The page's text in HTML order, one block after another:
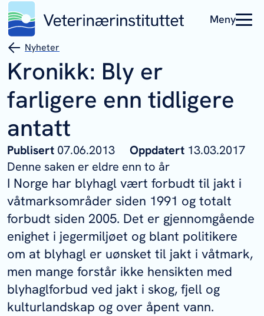
Meny
Nyheter
Kronikk: Bly er
farligere enn tidligere
antatt
Publisert 07.06.2013 Oppdatert 13.03.2017
Denne saken er eldre enn to år
I Norge har blyhagl vært forbudt til jakt i
våtmarksområder siden 1991 og totalt
forbudt siden 2005. Det er gjennomgående
enighet i jegermiljøet og blant politikere
om at blyhagl er uønsket til jakt i våtmark,
men mange forstår ikke hensikten med
blyhaglforbud ved jakt i skog, fjell og
kulturlandskap og over åpent vann.